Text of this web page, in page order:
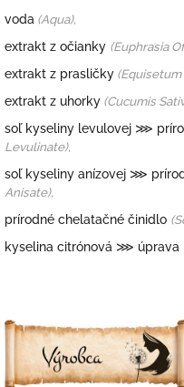
voda (Aqua),
extrakt z očianky (Euphrasia
extrakt z prasličky
extrakt z uhorky (Cucumis
soľ kyseliny levulovej ⋙
Levulinate),
soľ kyseliny anízovej ⋙
Anisate),
prírodné chelatačné činidlo (
kyselina citrónová ⋙ úprava